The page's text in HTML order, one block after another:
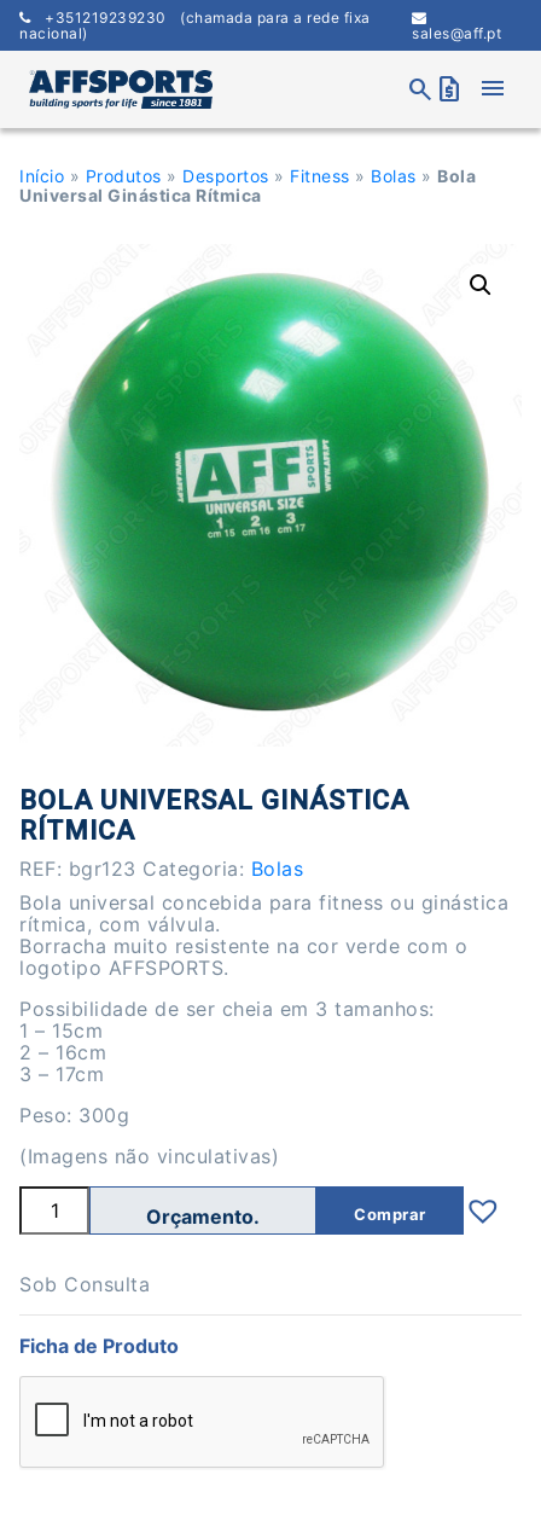
Skip
content
+351219239230 (chamada para a rede fixa
nacional)
sales@aff.pt
search request_quote menu
Início » Produtos » Desportos » Fitness » Bolas » Bola
Universal Ginástica Rítmica
BOLA UNIVERSAL GINÁSTICA
RÍTMICA
REF: bgr123 Categoria: Bolas
Bola universal concebida para fitness ou ginástica
rítmica, com válvula.
Borracha muito resistente na cor verde com o
logotipo AFFSPORTS.
Possibilidade de ser cheia em 3 tamanhos:
1 – 15cm
2 – 16cm
3 – 17cm
Peso: 300g
(Imagens não vinculativas)
Quantidade
Bola
Ginástica
Comprar
Sob Consulta
Ficha de Produto